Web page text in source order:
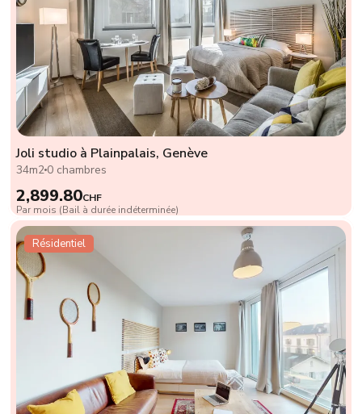
Joli studio à Plainpalais, Genève
34m2 0 chambres
2,899.80CHF
Par mois (Bail à durée indéterminée)
Résidentiel